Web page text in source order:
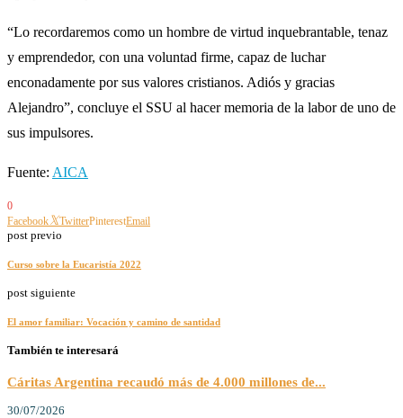
“Lo recordaremos como un hombre de virtud inquebrantable, tenaz
y emprendedor, con una voluntad firme, capaz de luchar
enconadamente por sus valores cristianos. Adiós y gracias
Alejandro”, concluye el SSU al hacer memoria de la labor de uno de
sus impulsores.
Fuente: AICA
0
Facebook
TwitterPinterestEmail
post previo
Curso sobre la Eucaristía 2022
post siguiente
El amor familiar: Vocación y camino de santidad
También te interesará
Cáritas Argentina recaudó más de 4.000 millones de...
30/07/2026